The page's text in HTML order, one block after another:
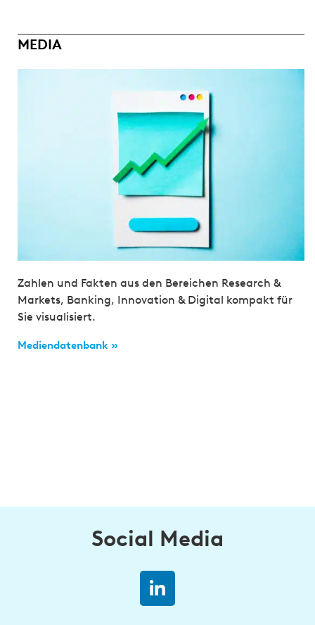
MEDIA
Zahlen und Fakten aus den Bereichen Research &
Markets, Banking, Innovation & Digital kompakt für
Sie visualisiert.
Mediendatenbank »
Social Media